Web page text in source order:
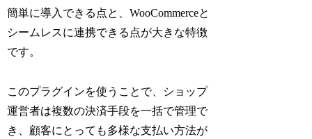
簡単に導入できる点と、WooCommerceと
シームレスに連携できる点が大きな特徴
です。
このプラグインを使うことで、ショップ
運営者は複数の決済手段を一括で管理で
き、顧客にとっても多様な支払い方法が